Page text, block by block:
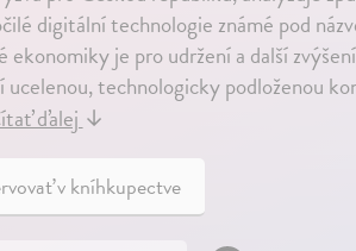
digitální technologie známé pod
ekonomiky je pro udržení a další
technologicky podloženou
ďalej↓
v kníhkupectve